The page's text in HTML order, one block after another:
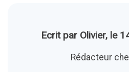
Ecrit par Olivier, le
Rédacteur